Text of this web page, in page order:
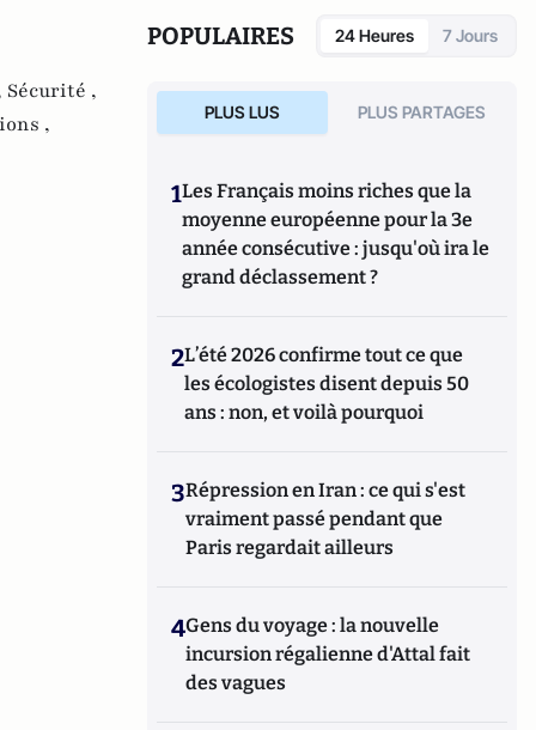
Sécurité ,
,
POPULAIRES 24 Heures 7 Jours
PLUS LUS PLUS PARTAGES
1Les Français moins riches que la
moyenne européenne pour la 3e
année consécutive : jusqu'où ira le
grand déclassement ?
2L’été 2026 confirme tout ce que
les écologistes disent depuis 50
ans : non, et voilà pourquoi
3Répression en Iran : ce qui s'est
vraiment passé pendant que
Paris regardait ailleurs
4Gens du voyage : la nouvelle
incursion régalienne d'Attal fait
des vagues